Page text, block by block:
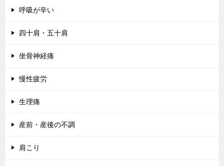
呼吸が辛い
四十肩・五十肩
坐骨神経痛
慢性疲労
生理痛
産前・産後の不調
肩こり